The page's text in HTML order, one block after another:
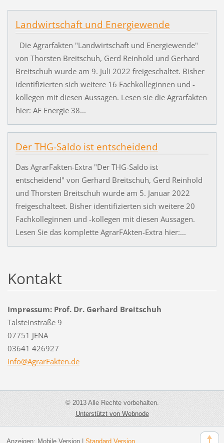
Landwirtschaft und Energiewende
Die Agrarfakten "Landwirtschaft und Energiewende"
von Thorsten Breitschuh, Gerd Reinhold und Gerhard
Breitschuh wurde am 9. Juli 2022 freigeschaltet. Bisher
identifizierten sich weitere 16 Fachkolleginnen und -
kollegen mit diesen Aussagen. Lesen sie die Agrarfakten
hier: AF Energie 38...
Der THG-Saldo ist entscheidend
Das AgrarFakten-Extra "Der THG-Saldo ist
entscheidend" von Gerhard Breitschuh, Gerd Reinhold
und Thorsten Breitschuh wurde am 5. Januar 2022
freigeschalteet. Bisher identifizierten sich weitere 20
Fachkolleginnen und -kollegen mit diesen Aussagen.
Lesen Sie das komplette AgrarFAkten-Extra hier:...
Kontakt
Impressum: Prof. Dr. Gerhard Breitschuh
Talsteinstraße 9
07751 JENA
03641 426927
info@AgrarFakten.de
© 2013 Alle Rechte vorbehalten.
Unterstützt von Webnode
Anzeigen: Mobile Version| Standard Version